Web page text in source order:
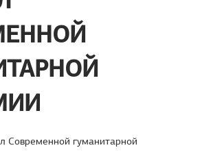
Современной гуманитарной